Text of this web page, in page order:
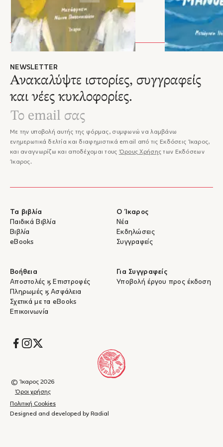
NEWSLETTER
Ανακαλύψτε ιστορίες, συγγραφείς
και νέες κυκλοφορίες.
Με την υποβολή αυτής της φόρμας, συμφωνώ να λαμβάνω
ενημερωτικά δελτία και διαφημιστικά email από τις Εκδόσεις Ίκαρος,
και αναγνωρίζω και αποδέχομαι τους Όρους Χρήσης των Εκδόσεων
Ίκαρος.
Τα βιβλία
Παιδικά Βιβλία
Βιβλία
eBooks
Ο Ίκαρος
Νέα
Εκδηλώσεις
Συγγραφείς
Βοήθεια
Αποστολές & Επιστροφές
Πληρωμές & Ασφάλεια
Σχετικά με τα eBooks
Επικοινωνία
Για Συγγραφείς
Υποβολή έργου προς έκδοση
Socials
© Ίκαρος 2026
Όροι χρήσης
Πολιτική Cookies
Designed and developed by Radial